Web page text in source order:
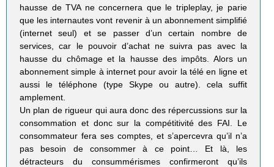
hausse de TVA ne concernera que le tripleplay, je parie
que les internautes vont revenir à un abonnement simplifié
(internet seul) et se passer d’un certain nombre de
services, car le pouvoir d’achat ne suivra pas avec la
hausse du chômage et la hausse des impôts. Alors un
abonnement simple à internet pour avoir la télé en ligne et
aussi le téléphone (type Skype ou autre). cela suffit
amplement.
Un plan de rigueur qui aura donc des répercussions sur la
consommation et donc sur la compétitivité des FAI. Le
consommateur fera ses comptes, et s’apercevra qu’il n’a
pas besoin de consommer à ce point… Et là, les
détracteurs du consummérismes confirmeront qu’ils